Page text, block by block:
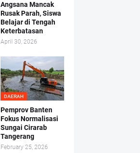
Angsana Mancak
Rusak Parah, Siswa
Belajar di Tengah
Keterbatasan
April 30, 2026
DAERAH
Pemprov Banten
Fokus Normalisasi
Sungai Cirarab
Tangerang
February 25, 2026